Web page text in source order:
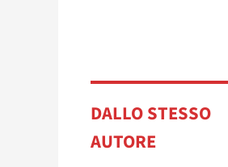
DALLO STESSO
AUTORE